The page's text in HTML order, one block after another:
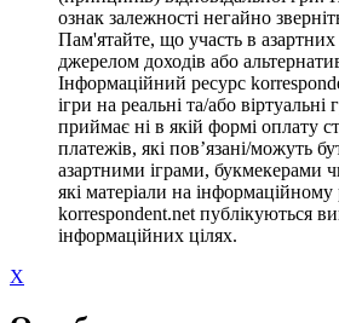
ознак залежності негайно
Пам'ятайте, що участь в
джерелом доходів або
Інформаційний ресурс
ігри на реальні та/або
приймає ні в якій формі оплату
платежів, які пов’язані/можуть
азартними іграми, букмекерами
які матеріали на інформаційному
korrespondent.net публікуються
інформаційних цілях.
X